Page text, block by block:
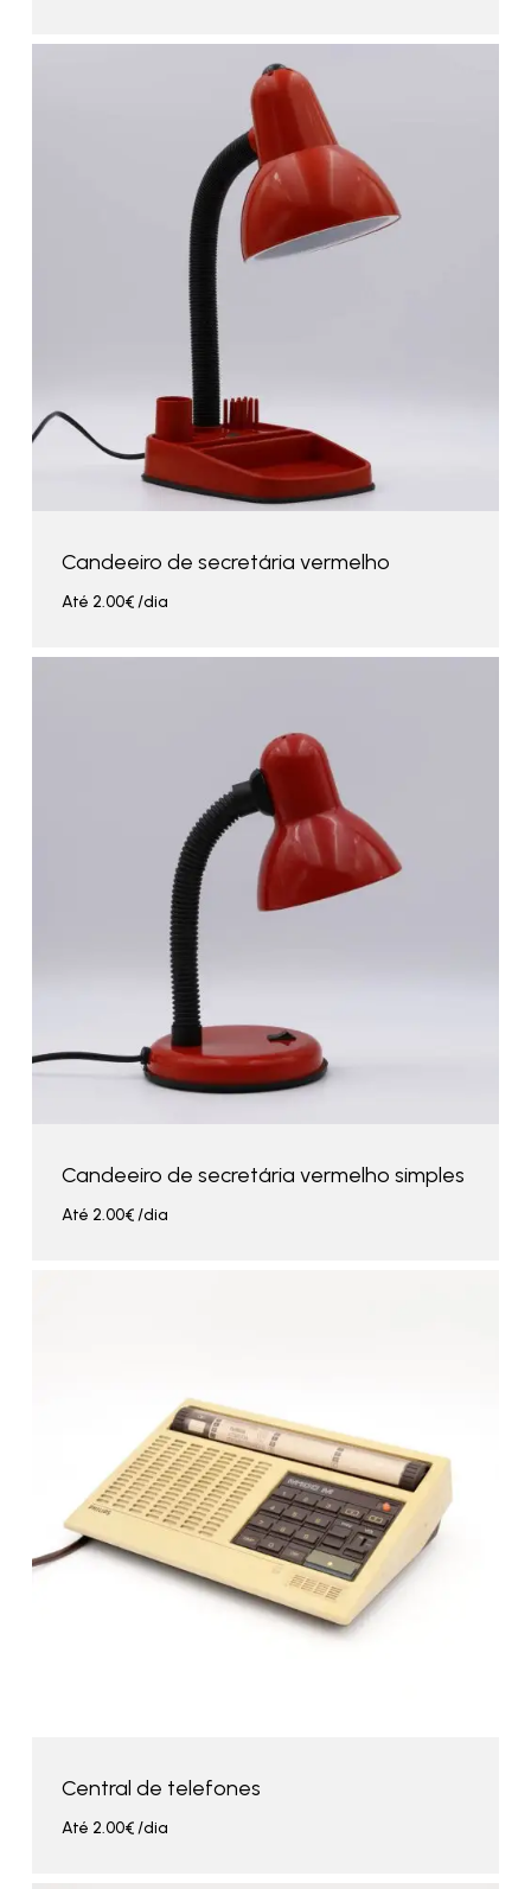
Candeeiro de secretária vermelho
Até 2.00€/dia
Candeeiro de secretária vermelho simples
Até 2.00€/dia
Central de telefones
Até 2.00€/dia